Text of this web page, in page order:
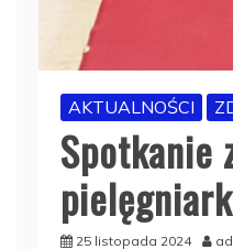
AKTUALNOŚCI
Spotkanie
25 listopada 2024